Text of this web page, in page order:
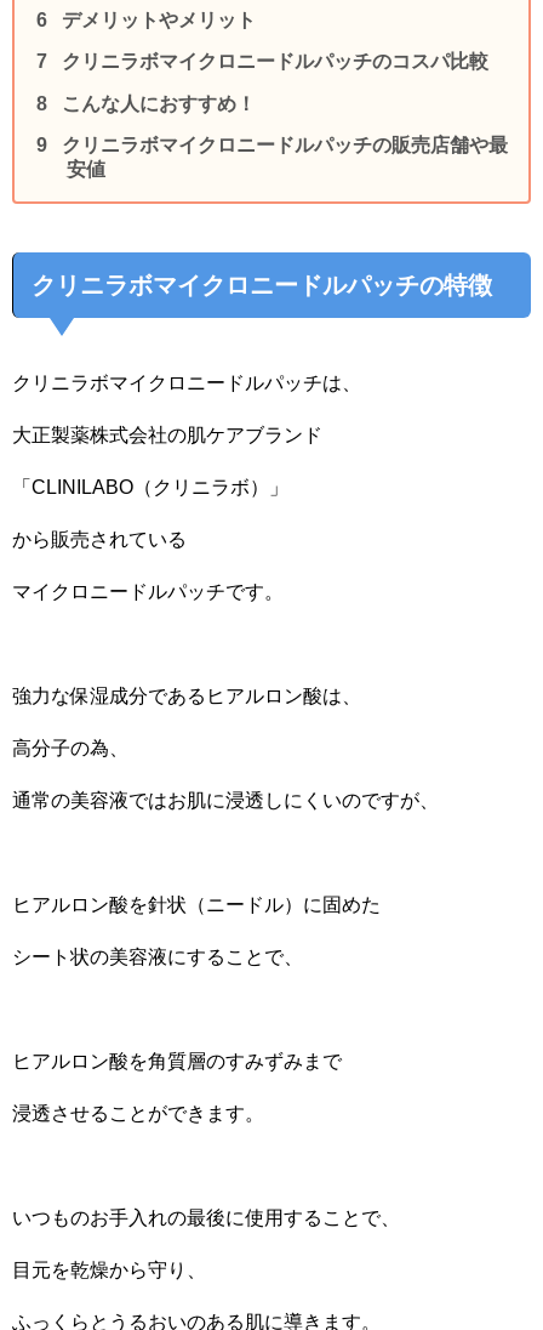
デメリットやメリット
クリニラボマイクロニードルパッチのコスパ比較
こんな人におすすめ！
クリニラボマイクロニードルパッチの販売店舗や最
安値
クリニラボマイクロニードルパッチの特徴
クリニラボマイクロニードルパッチは、
大正製薬株式会社の肌ケアブランド
「CLINILABO（クリニラボ）」
から販売されている
マイクロニードルパッチです。
強力な保湿成分であるヒアルロン酸は、
高分子の為、
通常の美容液ではお肌に浸透しにくいのですが、
ヒアルロン酸を針状（ニードル）に固めた
シート状の美容液にすることで、
ヒアルロン酸を角質層のすみずみまで
浸透させることができます。
いつものお手入れの最後に使用することで、
目元を乾燥から守り、
ふっくらとうるおいのある肌に導きます。